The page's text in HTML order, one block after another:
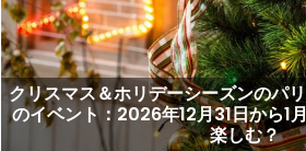
クリスマス＆ホリデーシーズンのパ
のイベント：2026年12月31日から1
楽しむ？